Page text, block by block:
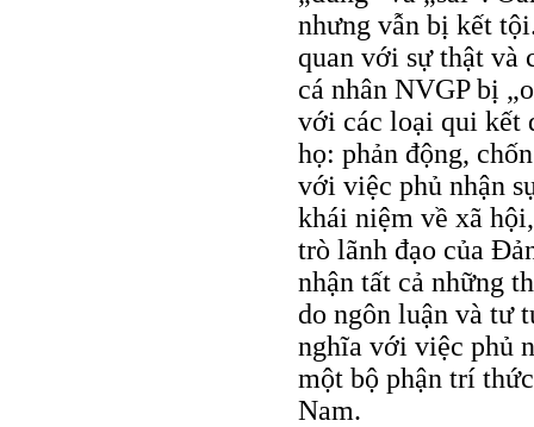
nhưng vẫn bị kết
quan với sự thật và
cá nhân NVGP bị
với các loại qui kết
họ: phản động,
với việc phủ nhận
khái niệm về xã
trò lãnh đạo của
nhận tất cả những
do ngôn luận và tư
nghĩa với việc phủ
một bộ phận trí
Nam.